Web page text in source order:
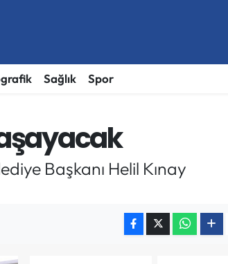
Sağlık Spor
Başkanı Helil Kınay